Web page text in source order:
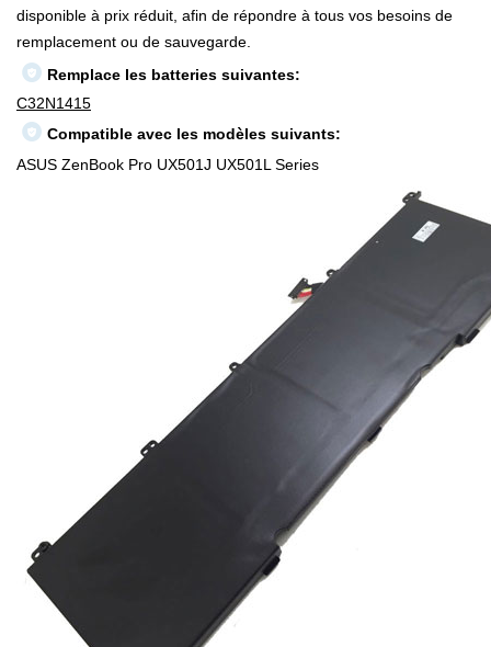
disponible à prix réduit, afin de répondre à tous vos besoins de
remplacement ou de sauvegarde.
Remplace les batteries suivantes:
C32N1415
Compatible avec les modèles suivants:
ASUS ZenBook Pro UX501J UX501L Series